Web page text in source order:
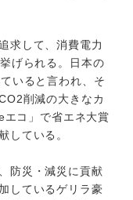
求して、消費電力
げられる。日本の
いると言われ、そ
削減の大きなカ
コ」で省エネ大賞
している。
防災・減災に貢献
しているゲリラ豪